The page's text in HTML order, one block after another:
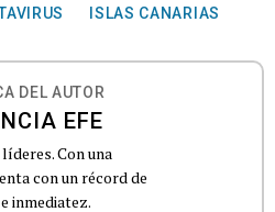
ISLAS CANARIAS
DEL AUTOR
EFE
Con una
con un récord de
inmediatez.